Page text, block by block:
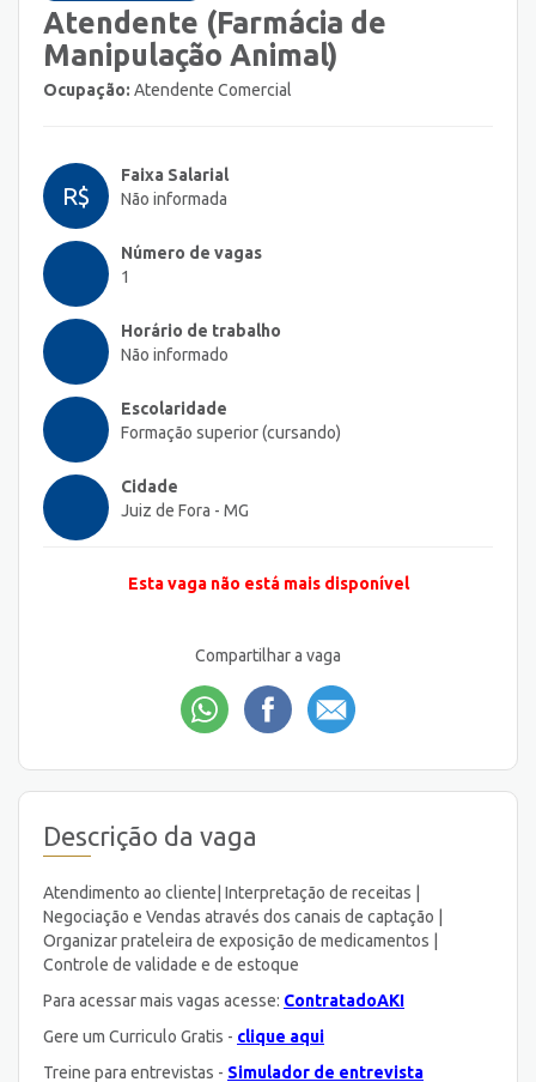
Atendente (Farmácia de
Manipulação Animal)
Ocupação: Atendente Comercial
R$
Faixa Salarial
Não informada
Número de vagas
1
Horário de trabalho
Não informado
Escolaridade
Formação superior (cursando)
Cidade
Juiz de Fora - MG
Esta vaga não está mais disponível
Compartilhar a vaga
Descrição da vaga
Atendimento ao cliente| Interpretação de receitas |
Negociação e Vendas através dos canais de captação |
Organizar prateleira de exposição de medicamentos |
Controle de validade e de estoque
Para acessar mais vagas acesse: ContratadoAKI
Gere um Curriculo Gratis - clique aqui
Treine para entrevistas - Simulador de entrevista